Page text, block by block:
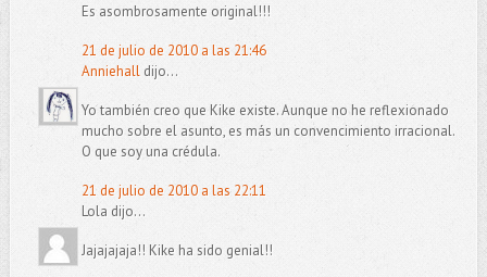
Es asombrosamente original!!!
21 de julio de 2010 a las 21:46
Anniehalldijo...
Yo también creo que Kike existe. Aunque no he reflexionado
mucho sobre el asunto, es más un convencimiento irracional.
O que soy una crédula.
21 de julio de 2010 a las 22:11
Lola dijo...
Jajajajaja!! Kike ha sido genial!!